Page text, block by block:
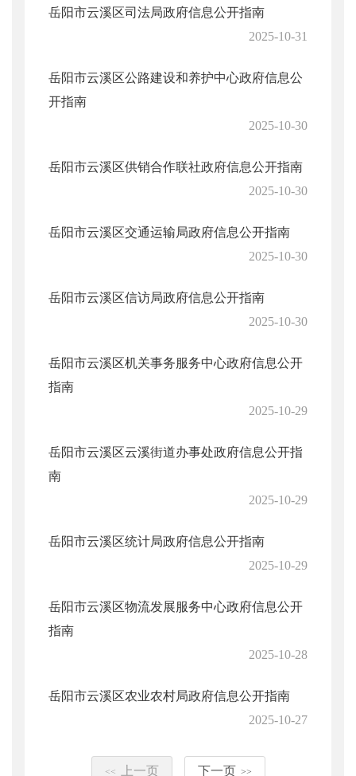
岳阳市云溪区司法局政府信息公开指南
2025-10-31
岳阳市云溪区公路建设和养护中心政府信息公
开指南
2025-10-30
岳阳市云溪区供销合作联社政府信息公开指南
2025-10-30
岳阳市云溪区交通运输局政府信息公开指南
2025-10-30
岳阳市云溪区信访局政府信息公开指南
2025-10-30
岳阳市云溪区机关事务服务中心政府信息公开
指南
2025-10-29
岳阳市云溪区云溪街道办事处政府信息公开指
南
2025-10-29
岳阳市云溪区统计局政府信息公开指南
2025-10-29
岳阳市云溪区物流发展服务中心政府信息公开
指南
2025-10-28
岳阳市云溪区农业农村局政府信息公开指南
2025-10-27
<< 上一页 下一页 >>